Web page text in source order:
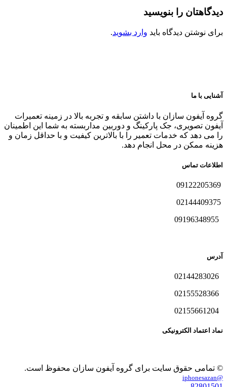
دیدگاهتان را بنویسید
برای نوشتن دیدگاه باید وارد بشوید.
آشنایی با ما
گروه آیفون سازان با داشتن سابقه و تجربه بالا در زمینه تعمیرات
آیفون تصویری، جک پارکینگ و دوربین مداربسته به شما این اطمینان
را می دهد که خدمات تعمیر را با بالاترین کیفیت و با حداقل زمان و
هزینه ممکن در محل انجام دهد.
اطلاعات تماس
آدرس
نماد اعتماد الکترونیکی
© تمامی حقوق سایت برای گروه آیفون سازان محفوظ است.
@iphonesazan